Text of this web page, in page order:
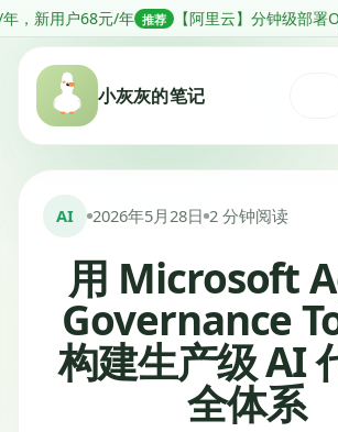
跳
转
元/年 推荐 【阿里云】分钟级部署OpenClaw，
小灰灰的笔记
AI 2026年5月28日 2 分钟阅读
用 Microsoft
Governance
构建生产级 AI
全体系